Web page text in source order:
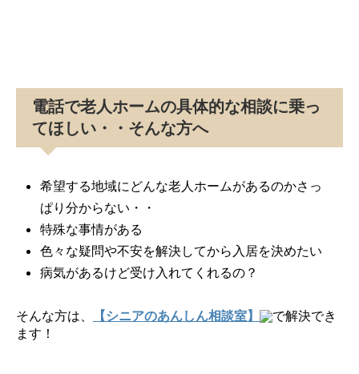
電話で老人ホームの具体的な相談に乗っ
てほしい・・そんな方へ
希望する地域にどんな老人ホームがあるのかさっ
ぱり分からない・・
特殊な事情がある
色々な疑問や不安を解決してから入居を決めたい
病気があるけど受け入れてくれるの？
そんな方は、 【シニアのあんしん相談室】
で解決でき
ます！